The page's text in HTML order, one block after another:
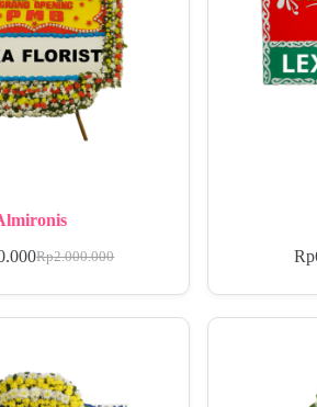
Rp2.000.000 Rp